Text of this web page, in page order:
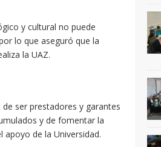
y cultural no puede
lo que aseguró que la
la UAZ.
ser prestadores y garantes
y de fomentar la
apoyo de la Universidad.